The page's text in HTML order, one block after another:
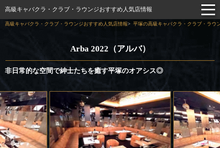
高級キャバクラ・クラブ・ラウンジおすすめ人気店情報
高級キャバクラ・クラブ・ラウンジおすすめ人気店情報 平塚の高級キャバクラ・クラブ・ラウ
Arba 2022（アルバ）
非日常的な空間で紳士たちを癒す平塚のオアシス◎